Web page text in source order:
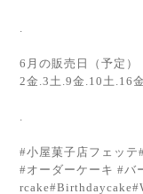
6月の販売日（予定）
2金.3土.9金.10土.16
#小屋菓子店フェッテ
#オーダーケーキ #バ